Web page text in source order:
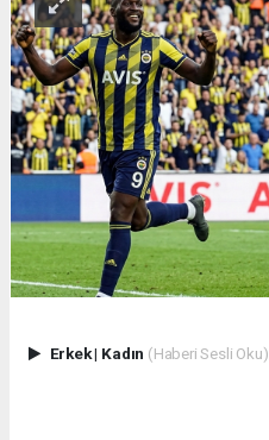
Erkek| Kadın (Haberi Sesli Oku)